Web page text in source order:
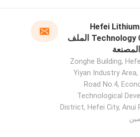
Hefei
Technology Co., Ltd الملف
301 Zonghe Building,
Yiyan Industry Area,
Road No.4,
Technological
District, Hefei City, Anui